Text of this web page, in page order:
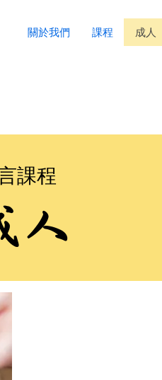
關於我們 課程 成人
課程
人